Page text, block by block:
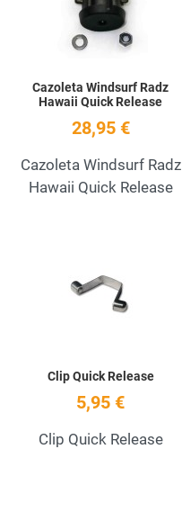
Cazoleta Windsurf Radz
Hawaii Quick Release
28,95 €
Cazoleta Windsurf Radz
Hawaii Quick Release
Clip Quick Release
5,95 €
Clip Quick Release